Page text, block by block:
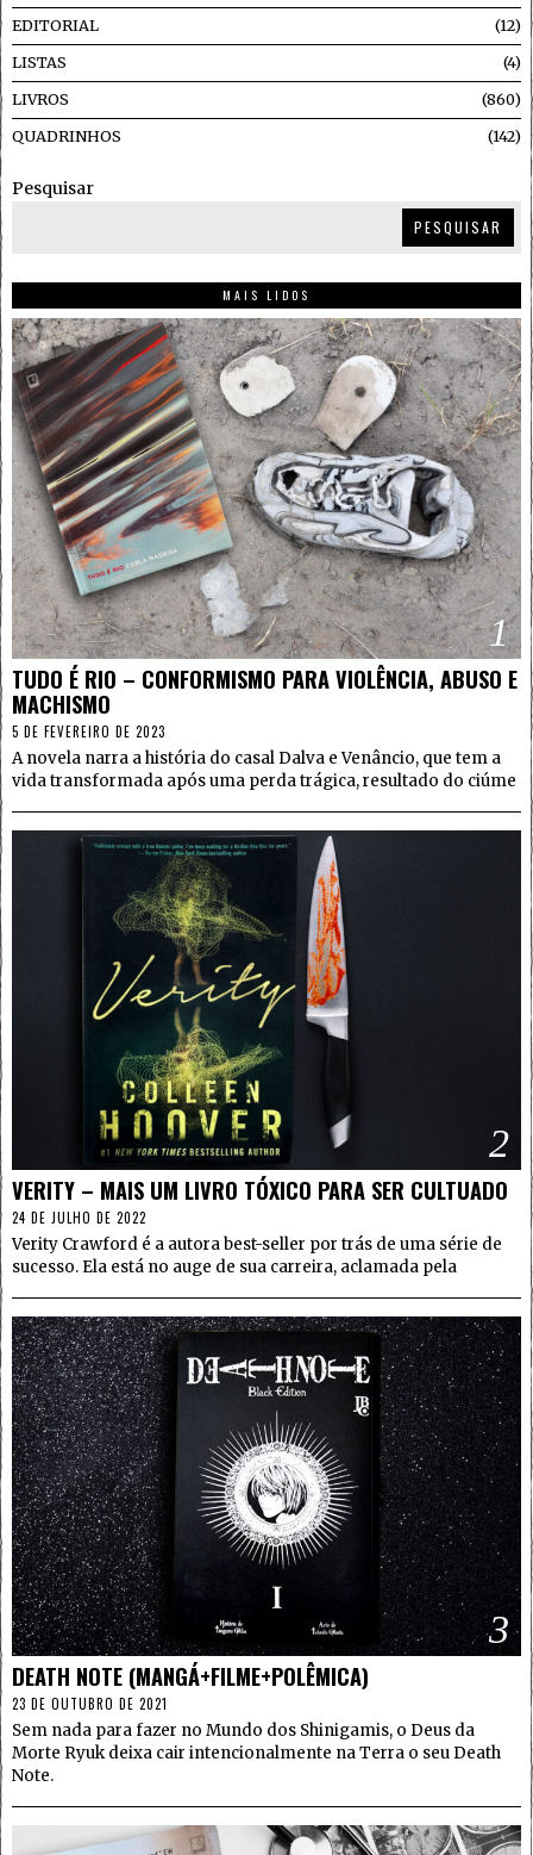
EDITORIAL 12
LISTAS 4
LIVROS 860
QUADRINHOS 142
Pesquisar
PESQUISAR
MAIS LIDOS
1
TUDO É RIO – CONFORMISMO PARA VIOLÊNCIA, ABUSO E
MACHISMO
5 DE FEVEREIRO DE 2023
A novela narra a história do casal Dalva e Venâncio, que tem a
vida transformada após uma perda trágica, resultado do ciúme
2
VERITY – MAIS UM LIVRO TÓXICO PARA SER CULTUADO
24 DE JULHO DE 2022
Verity Crawford é a autora best-seller por trás de uma série de
sucesso. Ela está no auge de sua carreira, aclamada pela
3
DEATH NOTE (MANGÁ+FILME+POLÊMICA)
23 DE OUTUBRO DE 2021
Sem nada para fazer no Mundo dos Shinigamis, o Deus da
Morte Ryuk deixa cair intencionalmente na Terra o seu Death
Note.